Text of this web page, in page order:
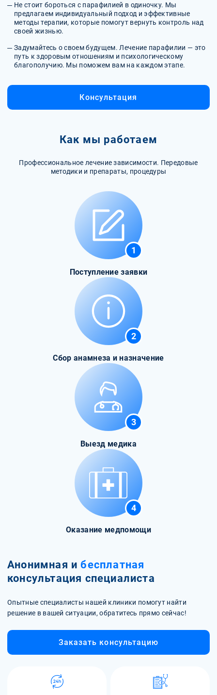
Не стоит бороться с парафилией в одиночку. Мы
предлагаем индивидуальный подход и эффективные
методы терапии, которые помогут вернуть контроль над
своей жизнью.
Задумайтесь о своем будущем. Лечение парафилии — это
путь к здоровым отношениям и психологическому
благополучию. Мы поможем вам на каждом этапе.
Консультация
Как мы работаем
Профессиональное лечение зависимости. Передовые
методики и препараты, процедуры
1
Поступление заявки
2
Сбор анамнеза и назначение
3
Выезд медика
4
Оказание медпомощи
Анонимная и бесплатная
консультация специалиста
Опытные специалисты нашей клиники помогут найти
решение в вашей ситуации, обратитесь прямо сейчас!
Заказать консультацию